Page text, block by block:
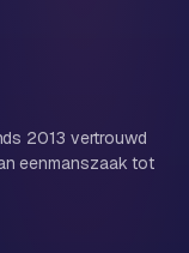
2013 vertrouwd
eenmanszaak tot